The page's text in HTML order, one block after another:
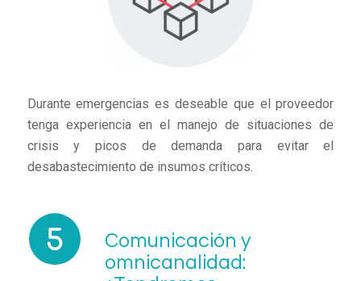
Durante emergencias es deseable que el proveedor
tenga experiencia en el manejo de situaciones de
crisis y picos de demanda para evitar el
desabastecimiento de insumos críticos.
Comunicación y
omnicanalidad: